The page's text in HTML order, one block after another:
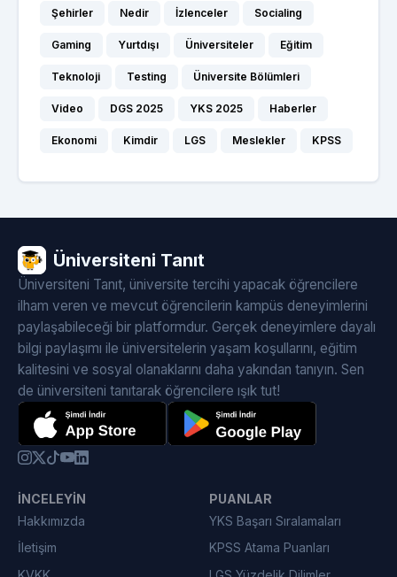
Şehirler Nedir İzlenceler Socialing
Gaming Yurtdışı Üniversiteler Eğitim
Teknoloji Testing Üniversite Bölümleri
Video DGS 2025 YKS 2025 Haberler
Ekonomi Kimdir LGS Meslekler KPSS
Üniversiteni Tanıt
Üniversiteni Tanıt, üniversite tercihi yapacak öğrencilere
ilham veren ve mevcut öğrencilerin kampüs deneyimlerini
paylaşabileceği bir platformdur. Gerçek deneyimlere dayalı
bilgi paylaşımı ile üniversitelerin yaşam koşullarını, eğitim
kalitesini ve sosyal olanaklarını daha yakından tanıyın. Sen
de üniversiteni tanıtarak öğrencilere ışık tut!
İNCELEYIN
Hakkımızda
İletişim
PUANLAR
YKS Başarı Sıralamaları
KPSS Atama Puanları